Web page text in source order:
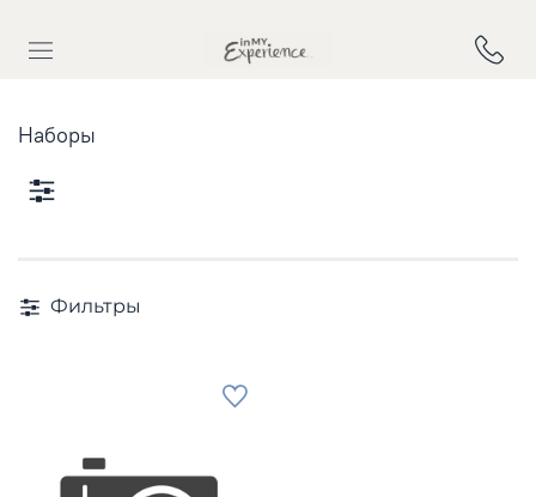
Наборы
Фильтры